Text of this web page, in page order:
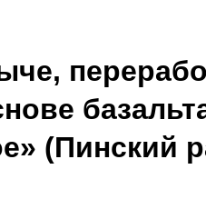
(Пинский